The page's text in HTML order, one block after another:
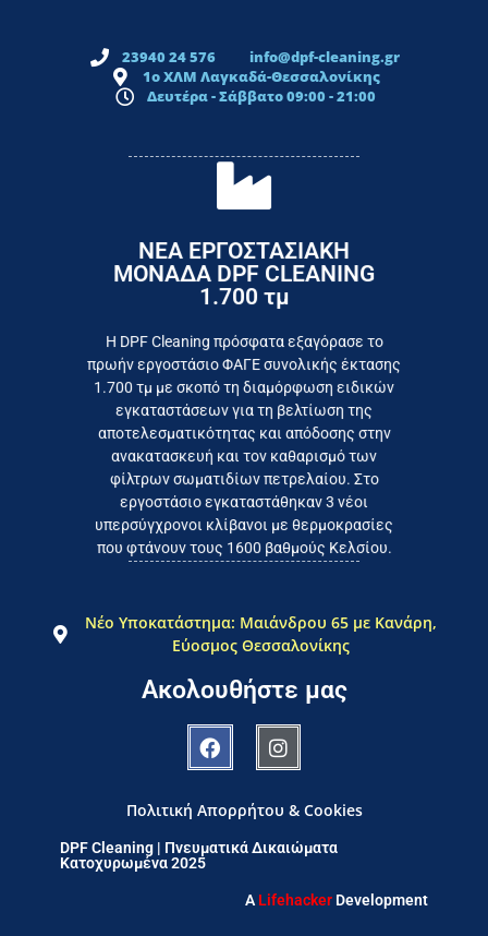
23940 24 576
info@dpf-cleaning.gr
1ο ΧΛΜ Λαγκαδά-Θεσσαλονίκης
Δευτέρα - Σάββατο 09:00 - 21:00
ΝΕΑ ΕΡΓΟΣΤΑΣΙΑΚΗ
ΜΟΝΑΔΑ DPF CLEANING
1.700 τμ
Η DPF Cleaning πρόσφατα εξαγόρασε το
πρωήν εργοστάσιο ΦΑΓΕ συνολικής έκτασης
1.700 τμ με σκοπό τη διαμόρφωση ειδικών
εγκαταστάσεων για τη βελτίωση της
αποτελεσματικότητας και απόδοσης στην
ανακατασκευή και τον καθαρισμό των
φίλτρων σωματιδίων πετρελαίου. Στο
εργοστάσιο εγκαταστάθηκαν 3 νέοι
υπερσύγχρονοι κλίβανοι με θερμοκρασίες
που φτάνουν τους 1600 βαθμούς Κελσίου.
Εργαζόμαστε καθημερινά για
το συμφέρον του τελικού
καταναλωτή
Νέο Υποκατάστημα: Μαιάνδρου 65 με Κανάρη,
Εύοσμος Θεσσαλονίκης
Ακολουθήστε μας
Πολιτική Απορρήτου & Cookies
DPF Cleaning | Πνευματικά Δικαιώματα
Κατοχυρωμένα 2025
A Lifehacker Development